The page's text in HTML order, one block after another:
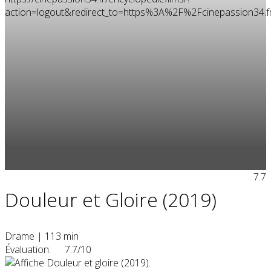
Douleur et Gloire (2019)
Drame | 113 min
Évaluation:
7.7/10
7.7